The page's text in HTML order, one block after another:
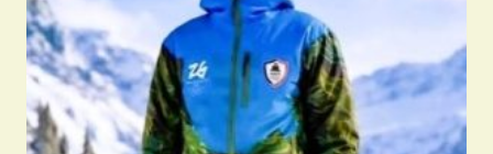
ESPACE
DE
RAYONNEMENT